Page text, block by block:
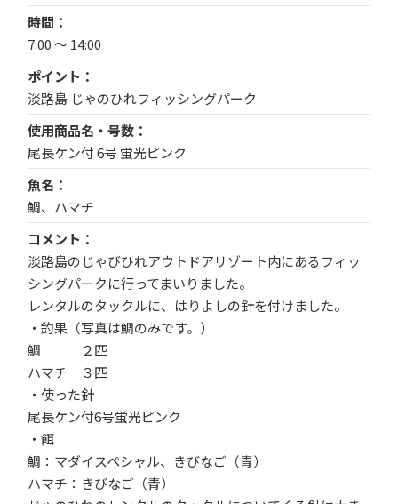
時間
7:00 ～ 14:00
ポイント
淡路島 じゃのひれフィッシングパーク
使用商品名・号数
尾長ケン付 6号 蛍光ピンク
魚名
鯛、ハマチ
コメント
淡路島のじゃびひれアウトドアリゾート内にあるフィッ
シングパークに行ってまいりました。
レンタルのタックルに、はりよしの針を付けました。
・釣果（写真は鯛のみです。）
鯛 ２匹
ハマチ ３匹
・使った針
尾長ケン付6号蛍光ピンク
・餌
鯛：マダイスペシャル、きびなご（青）
ハマチ：きびなご（青）